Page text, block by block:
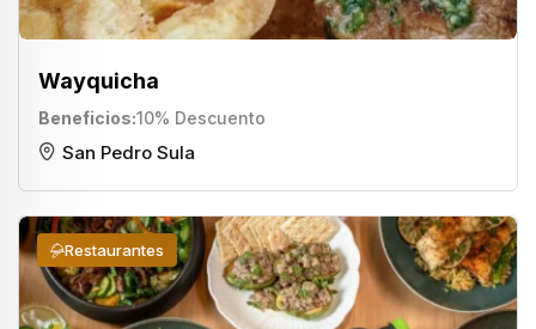
Wayquicha
Beneficios 10% Descuento
San Pedro Sula
Restaurantes